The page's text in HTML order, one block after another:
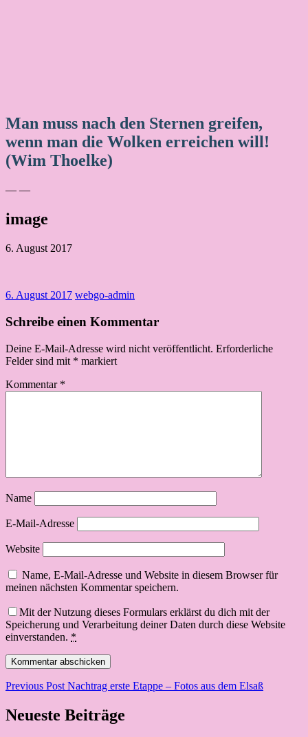
Man muss nach den Sternen greifen,
wenn man die Wolken erreichen will!
(Wim Thoelke)
— —
image
6. August 2017
6. August 2017 webgo-admin
Schreibe einen Kommentar
Deine E-Mail-Adresse wird nicht veröffentlicht. Erforderliche
Felder sind mit * markiert
Kommentar *
Name
E-Mail-Adresse
Website
Name, E-Mail-Adresse und Website in diesem Browser für
meinen nächsten Kommentar speichern.
Mit der Nutzung dieses Formulars erklärst du dich mit der
Speicherung und Verarbeitung deiner Daten durch diese Website
einverstanden. *
Beitragsnavigation
Previous Post Nachtrag erste Etappe – Fotos aus dem Elsaß
Neueste Beiträge